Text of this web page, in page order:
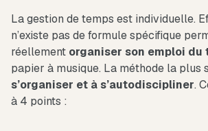
La gestion de temps est individuelle.
n’existe pas de formule spécifique
réellement organiser son emploi du
papier à musique. La méthode la plus
s’organiser et à s’autodiscipliner.
à 4 points :